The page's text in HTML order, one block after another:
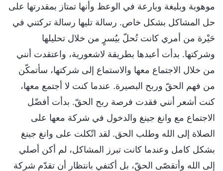
موهوبة وبليغة وبارعة في الوعظ وأنها تمتاز بمقدرتها على
حل المشاكل بشكل خاص. رسالة تليها رسالة تركتني في
حَيْرة من أمري كانت تُحلّ بيُسرٍ من خلال تحليلها
وشركتها. بدأت أعبدها بطريقة لاشعورية، واعتقدت أنني
من خلال الاجتماع معها والاستماع إلى شركتها، سأتمكّن
من فهم الحقّ وربح البصيرة. عندما كنت لا أجتمع معها،
كنت أشعر أنني فقدت فرصة ربح الحقّ. بدأت أفضّل
الاجتماع مع وانغ جينغ والدخول في شركة معها على
الصلاة إلى الله وطلب الحق. لقد اتّكلت على وانغ جينغ
بشكل كامل وعندما كانت تبرز المشاكل، لم أكن أصلي
إلى الله وأتقصّى الحقّ، بل أكتفي بانتظار أن تقدّم شركة